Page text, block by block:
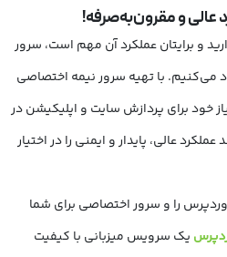
عالی و مقرون‌به‌صرفه!
و برایتان عملکرد آن مهم است، سرور
می‌کنیم. با تهیه سرور نیمه اختصاصی
خود برای پردازش سایت و اپلیکیشن در
عالی، پایدار و ایمنی را در اختیار
را و سرور اختصاصی برای شما
یک سرویس میزبانی با کیفیت